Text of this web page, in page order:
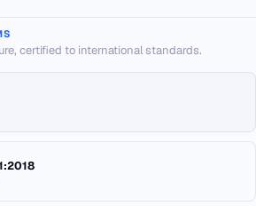
certified to international standards.